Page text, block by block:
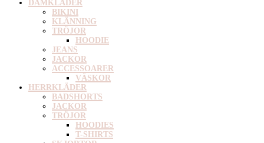
DAMKLÄDER
BIKINI
KLÄNNING
TRÖJOR
HOODIE
JEANS
JACKOR
ACCESSOARER
VÄSKOR
HERRKLÄDER
BADSHORTS
JACKOR
TRÖJOR
HOODIES
T-SHIRTS